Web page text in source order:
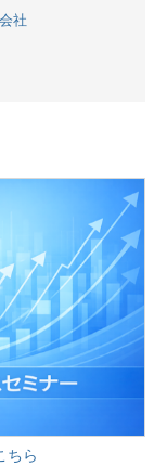
社
ちら